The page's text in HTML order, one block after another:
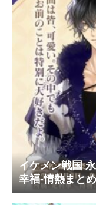
イケメン戦国
幸福-情熱まと